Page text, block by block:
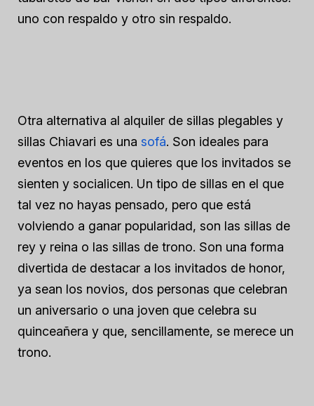
uno con respaldo y otro sin respaldo.
Otra alternativa al alquiler de sillas plegables y
sillas Chiavari es una sofá. Son ideales para
eventos en los que quieres que los invitados se
sienten y socialicen. Un tipo de sillas en el que
tal vez no hayas pensado, pero que está
volviendo a ganar popularidad, son las sillas de
rey y reina o las sillas de trono. Son una forma
divertida de destacar a los invitados de honor,
ya sean los novios, dos personas que celebran
un aniversario o una joven que celebra su
quinceañera y que, sencillamente, se merece un
trono.